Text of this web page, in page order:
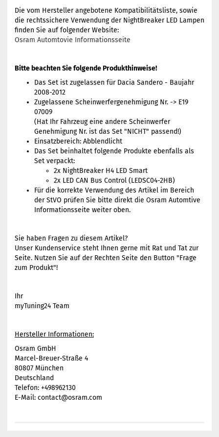
Die vom Hersteller angebotene Kompatibilitätsliste, sowie
die rechtssichere Verwendung der NightBreaker LED Lampen
finden Sie auf folgender Website:
Osram Automtovie Informationsseite
Bitte beachten Sie folgende Produkthinweise!
Das Set ist zugelassen für Dacia Sandero - Baujahr
2008-2012
Zugelassene Scheinwerfergenehmigung Nr. -> E19
07009
(Hat Ihr Fahrzeug eine andere Scheinwerfer
Genehmigung Nr. ist das Set "NICHT" passend!)
Einsatzbereich: Abblendlicht
Das Set beinhaltet folgende Produkte ebenfalls als
Set verpackt:
2x NightBreaker H4 LED Smart
2x LED CAN Bus Control (LEDSC04-2HB)
Für die korrekte Verwendung des Artikel im Bereich
der StVO prüfen Sie bitte direkt die Osram Automtive
Informationsseite weiter oben.
Sie haben Fragen zu diesem Artikel?
Unser Kundenservice steht Ihnen gerne mit Rat und Tat zur
Seite. Nutzen Sie auf der Rechten Seite den Button "Frage
zum Produkt"!
Ihr
myTuning24 Team
Hersteller Informationen:
Osram GmbH
Marcel-Breuer-Straße 4
80807 München
Deutschland
Telefon: +498962130
E-Mail: contact@osram.com